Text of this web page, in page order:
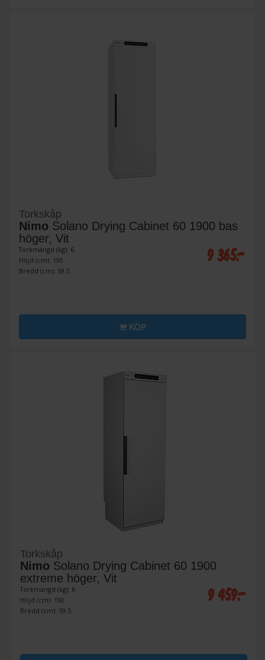
Torkskåp
Nimo Solano Drying Cabinet 60 1900 bas
höger, Vit
Torkmängd (kg): 6
Höjd (cm): 190
Bredd (cm): 59.5
9 365:-
KÖP
Torkskåp
Nimo Solano Drying Cabinet 60 1900
extreme höger, Vit
Torkmängd (kg): 6
Höjd (cm): 190
Bredd (cm): 59.5
9 459:-